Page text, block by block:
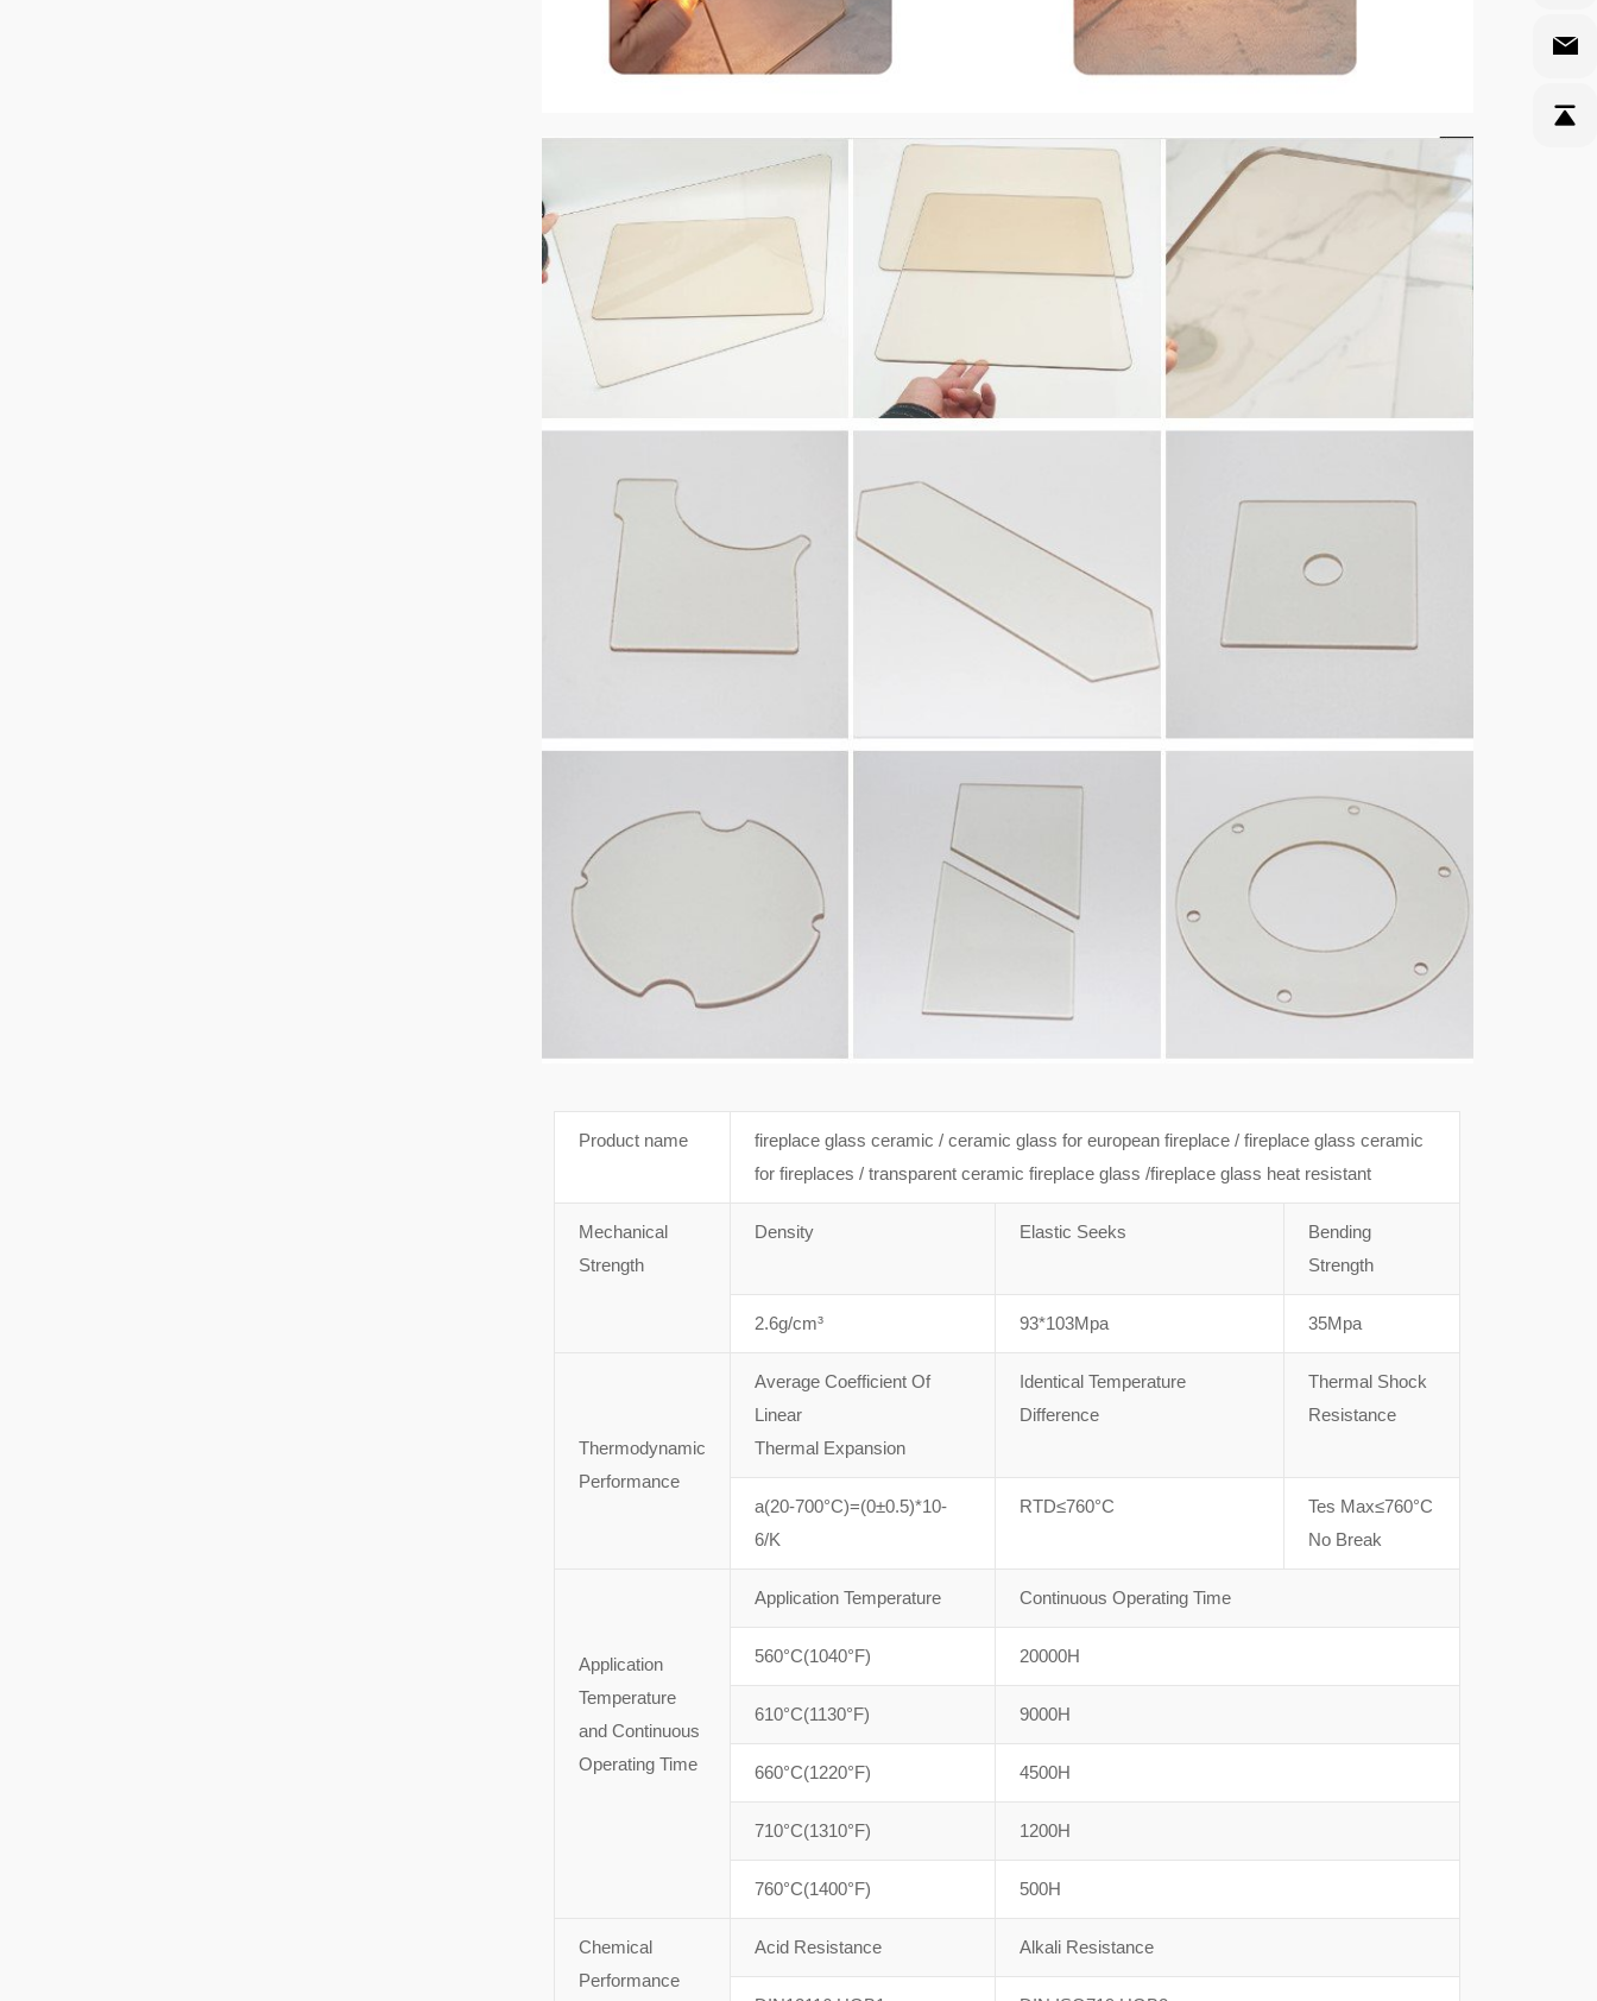
Product name
fireplace glass ceramic / ceramic glass for european fireplace / fireplace glass ceramic
for fireplaces / transparent ceramic fireplace glass /fireplace glass heat resistant
Mechanical
Strength
Density Elastic Seeks
Bending
Strength
2.6g/cm³ 93*103Mpa 35Mpa
Thermodynamic
Performance
Average Coefficient Of
Linear
Thermal Expansion
Identical Temperature
Difference
Thermal Shock
Resistance
a(20-700°C)=(0±0.5)*10-
6/K
RTD≤760°C
Tes Max≤760°C
No Break
Application
Temperature
and Continuous
Operating Time
Application Temperature Continuous Operating Time
560°C(1040°F) 20000H
610°C(1130°F) 9000H
660°C(1220°F) 4500H
710°C(1310°F) 1200H
760°C(1400°F) 500H
Chemical
Performance
Acid Resistance Alkali Resistance